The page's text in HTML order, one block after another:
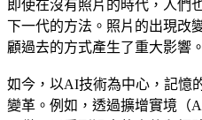
即使在沒有照片的時代，人們
下一代的方法。照片的出現改
顧過去的方式產生了重大影響。
如今，以AI技術為中心，記憶
變革。例如，透過擴增實境（